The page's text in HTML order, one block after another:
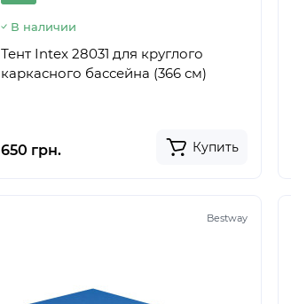
В наличии
Тент Intex 28031 для круглого
каркасного бассейна (366 см)
650 грн. Купить
Bestway